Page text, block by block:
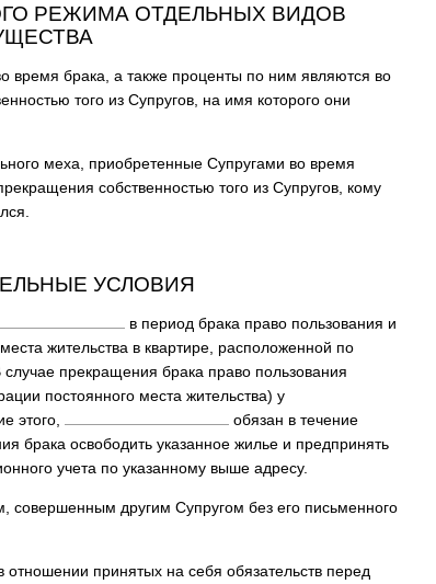
РЕЖИМА ОТДЕЛЬНЫХ ВИДОВ
время брака, а также проценты по ним являются во
того из Супругов, на имя которого они
меха, приобретенные Супругами во время
собственностью того из Супругов, кому
УСЛОВИЯ
в период брака право пользования и
жительства в квартире, расположенной по
случае прекращения брака право пользования
постоянного места жительства) у
этого,
обязан в течение
брака освободить указанное жилье и предпринять
учета по указанному выше адресу.
совершенным другим Супругом без его письменного
отношении принятых на себя обязательств перед